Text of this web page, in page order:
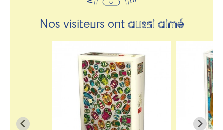
Nos visiteurs ontaussi aimé